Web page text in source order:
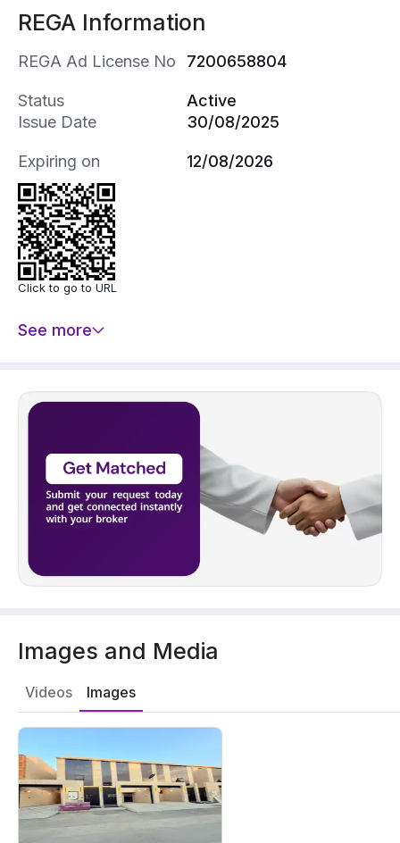
REGA Information
REGA Ad License No 7200658804
Status
Active
Issue Date
30/08/2025
Expiring on 12/08/2026
Click to go to URL
See more
Images and Media
Videos Images